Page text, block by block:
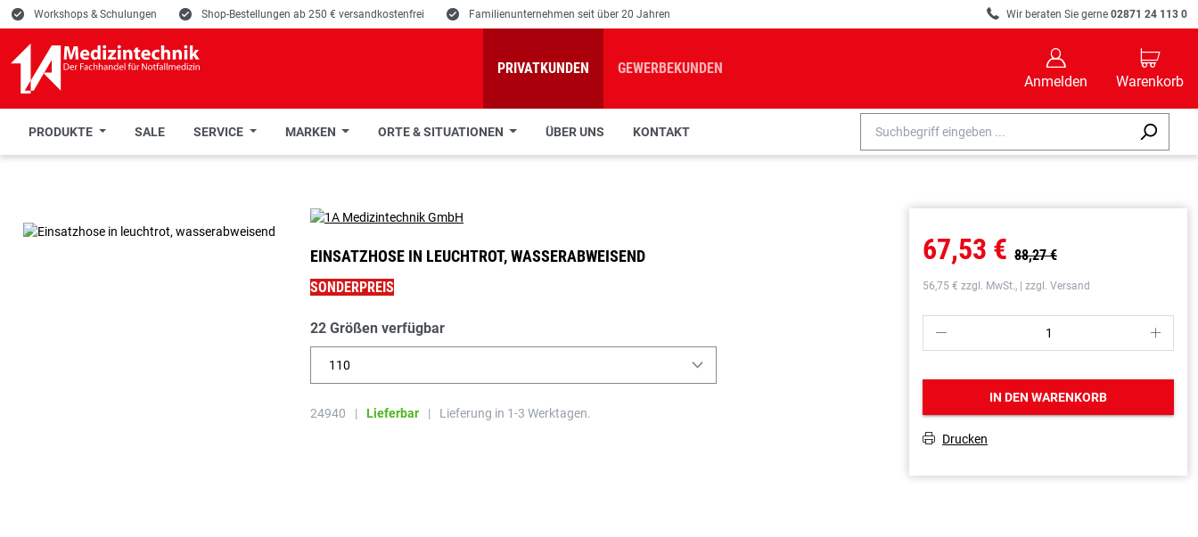
E Workshops & Schulungen E Shop-Bestellungen ab 250 € versandkostenfrei E Familienunternehmen seit über 20 Jahren R Wir beraten Sie gerne 02871 24 113 0
PRIVATKUNDEN GEWERBEKUNDEN
B
Anmelden
C
Warenkorb
PRODUKTE SALE SERVICE MARKEN ORTE & SITUATIONEN ÜBER UNS KONTAKT
EINSATZHOSE IN LEUCHTROT, WASSERABWEISEND
SONDERPREIS
22 Größen verfügbar
110
24940 | Lieferbar | Lieferung in 1-3 Werktagen.
67,53 € 88,27 €
56,75 € zzgl. MwSt., | zzgl. Versand
P S
IN DEN WARENKORB
T Drucken